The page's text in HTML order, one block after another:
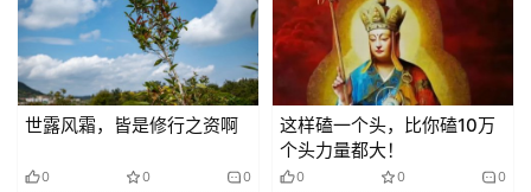
世露风霜，皆是修行之资啊
0 0 0
这样磕一个头，比你磕10万
个头力量都大！
0 0 0